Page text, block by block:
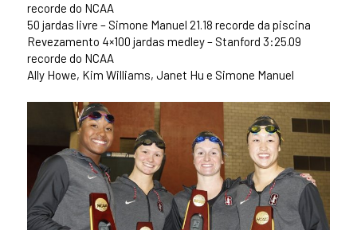
recorde do NCAA
50 jardas livre – Simone Manuel 21.18 recorde da piscina
Revezamento 4×100 jardas medley – Stanford 3:25.09
recorde do NCAA
Ally Howe, Kim Williams, Janet Hu e Simone Manuel